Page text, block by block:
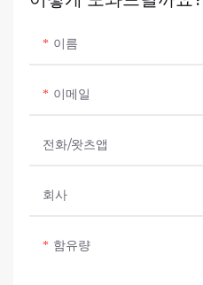
이름
이메일
전화/왓츠앱
회사
함유량